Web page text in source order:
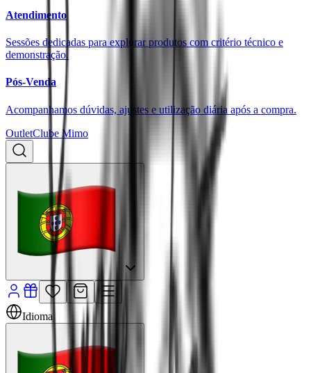
Atendimento
Sessões dedicadas para explorar produtos com critério técnico e
demonstração.
Pós-Venda
Acompanhamos dúvidas, ajustes e utilização diária após a compra.
OutletClube Mimo
Idioma